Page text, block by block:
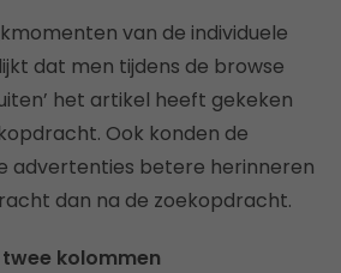
van de individuele
dat men tijdens de browse
het artikel heeft gekeken
Ook konden de
advertenties betere herinneren
dan na de zoekopdracht.
kolommen